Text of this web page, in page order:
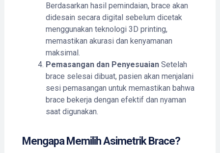
Berdasarkan hasil pemindaian, brace akan
didesain secara digital sebelum dicetak
menggunakan teknologi 3D printing,
memastikan akurasi dan kenyamanan
maksimal.
Pemasangan dan PenyesuaianSetelah
brace selesai dibuat, pasien akan menjalani
sesi pemasangan untuk memastikan bahwa
brace bekerja dengan efektif dan nyaman
saat digunakan.
Mengapa Memilih Asimetrik Brace?